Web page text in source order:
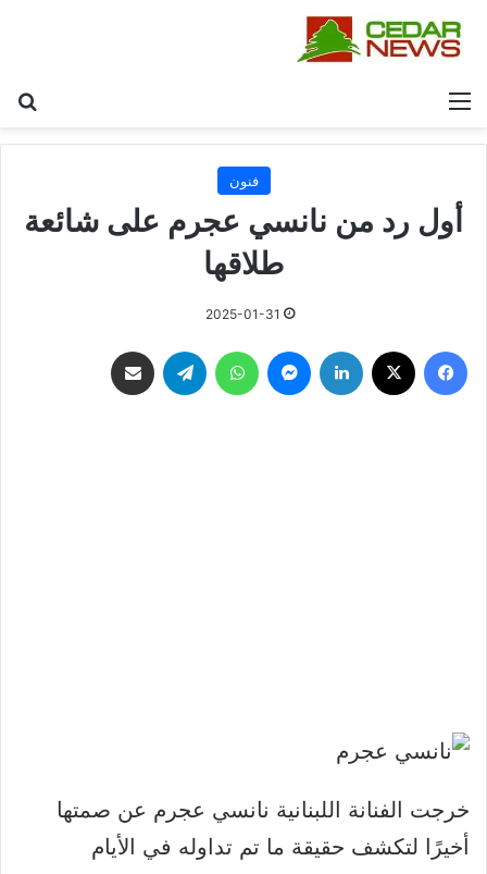
القائمة
فنون
أول رد من نانسي عجرم على شائعة
طلاقها
2025-01-31
فيسبوك لينكدإن ماسنجر واتساب تيلقرام
خرجت الفنانة اللبنانية نانسي عجرم عن صمتها
أخيرًا لتكشف حقيقة ما تم تداوله في الأيام